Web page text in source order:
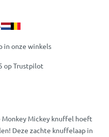
in onze winkels
op Trustpilot
Monkey Mickey knuffel hoeft
Deze zachte knuffelaap in